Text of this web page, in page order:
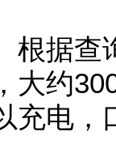
根据查
大约
充电，